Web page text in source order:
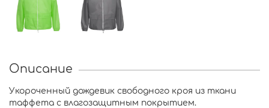
Описание
Укороченный дождевик свободного кроя из ткани
таффета с влагозащитным покрытием.